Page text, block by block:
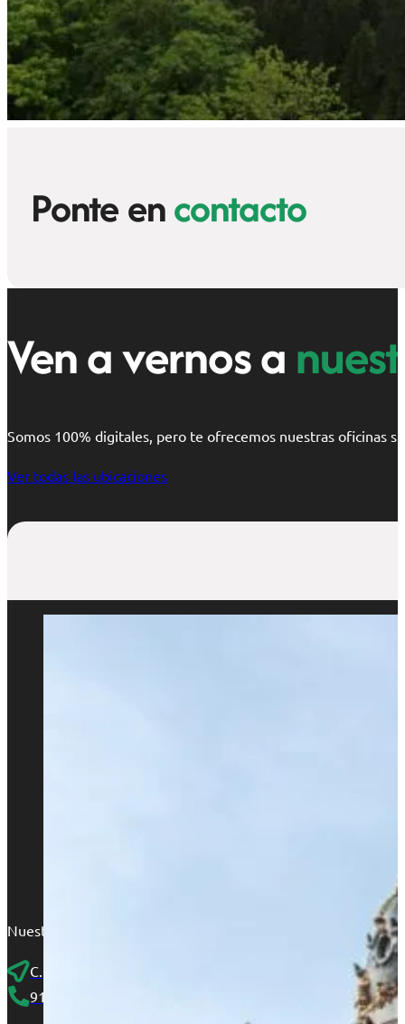
Ponte encontacto
Ven a vernos a
Somos 100% digitales, pero te ofrecemos nuestras oficinas si
Ver todas las ubicaciones
Nuestra sede en Madrid se encuentra en el corazón de
C. de Fernández de los Ríos, 87, Bajo derecha interior
910 25 46 45